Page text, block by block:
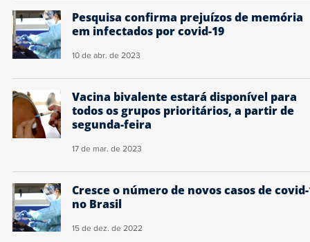
Pesquisa confirma prejuízos de memória
em infectados por covid-19
10 de abr. de 2023
Vacina bivalente estará disponível para
todos os grupos prioritários, a partir de
segunda-feira
17 de mar. de 2023
Cresce o número de novos casos de
no Brasil
15 de dez. de 2022